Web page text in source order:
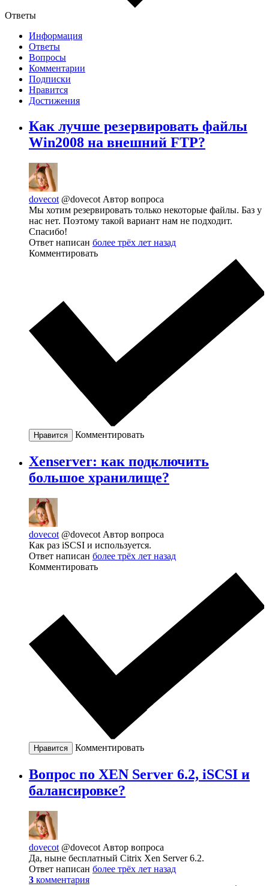
Ответы
Информация
Ответы
Вопросы
Комментарии
Подписки
Нравится
Достижения
Как лучше резервировать файлы
Win2008 на внешний FTP?
dovecot @dovecot Автор вопроса
Мы хотим резервировать только некоторые файлы. Баз у
нас нет. Поэтому такой вариант нам не подходит.
Спасибо!
Ответ написан более трёх лет назад
Комментировать
Нравится Комментировать
Xenserver: как подключить
большое хранилище?
dovecot @dovecot Автор вопроса
Как раз iSCSI и используется.
Ответ написан более трёх лет назад
Комментировать
Нравится Комментировать
Вопрос по XEN Server 6.2, iSCSI и
балансировке?
dovecot @dovecot Автор вопроса
Да, ныне бесплатный Citrix Xen Server 6.2.
Ответ написан более трёх лет назад
3 комментария